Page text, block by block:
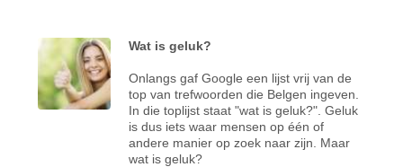
Wat is geluk?
Onlangs gaf Google een lijst vrij van de
top van trefwoorden die Belgen ingeven.
In die toplijst staat "wat is geluk?". Geluk
is dus iets waar mensen op één of
andere manier op zoek naar zijn. Maar
wat is geluk?